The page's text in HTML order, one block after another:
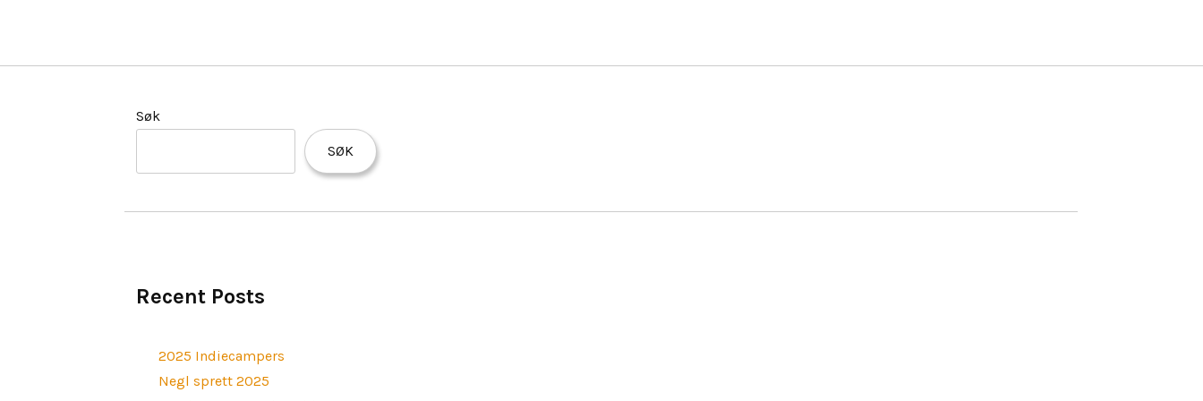
Søk
SØK
Recent Posts
2025 Indiecampers
Negl sprett 2025